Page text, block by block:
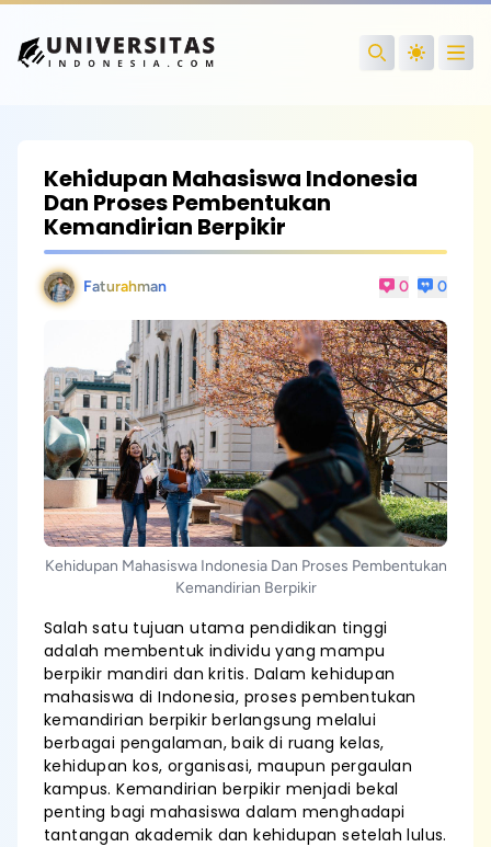
Search
Kehidupan Mahasiswa Indonesia
Dan Proses Pembentukan
Kemandirian Berpikir
Faturahman 0 0
Kehidupan Mahasiswa Indonesia Dan Proses Pembentukan
Kemandirian Berpikir
Salah satu tujuan utama pendidikan tinggi
adalah membentuk individu yang mampu
berpikir mandiri dan kritis. Dalam kehidupan
mahasiswa di Indonesia, proses pembentukan
kemandirian berpikir berlangsung melalui
berbagai pengalaman, baik di ruang kelas,
kehidupan kos, organisasi, maupun pergaulan
kampus. Kemandirian berpikir menjadi bekal
penting bagi mahasiswa dalam menghadapi
tantangan akademik dan kehidupan setelah lulus.